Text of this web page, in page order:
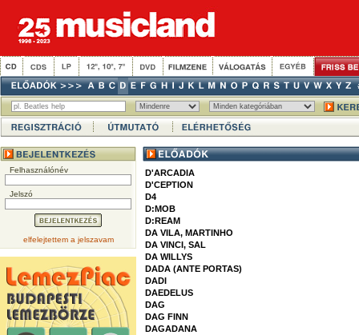
Felhasználónév
Jelszó
elfelejtettem a jelszavam
D'ARCADIA
D'CEPTION
D4
D:MOB
D:REAM
DA VILA, MARTINHO
DA VINCI, SAL
DA WILLYS
DADA (ANTE PORTAS)
DADI
DAEDELUS
DAG
DAG FINN
DAGADANA